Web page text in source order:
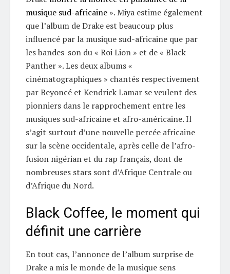
musique sud-africaine ». Miya estime également
que l’album de Drake est beaucoup plus
influencé par la musique sud-africaine que par
les bandes-son du « Roi Lion » et de « Black
Panther ». Les deux albums «
cinématographiques » chantés respectivement
par Beyoncé et Kendrick Lamar se veulent des
pionniers dans le rapprochement entre les
musiques sud-africaine et afro-américaine. Il
s’agit surtout d’une nouvelle percée africaine
sur la scène occidentale, après celle de l’afro-
fusion nigérian et du rap français, dont de
nombreuses stars sont d’Afrique Centrale ou
d’Afrique du Nord.
Black Coffee, le moment qui
définit une carrière
En tout cas, l’annonce de l’album surprise de
Drake a mis le monde de la musique sens